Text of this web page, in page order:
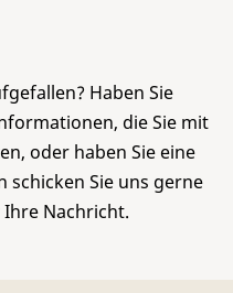
Haben Sie
die Sie mit
oder haben Sie eine
schicken Sie uns gerne
Nachricht.